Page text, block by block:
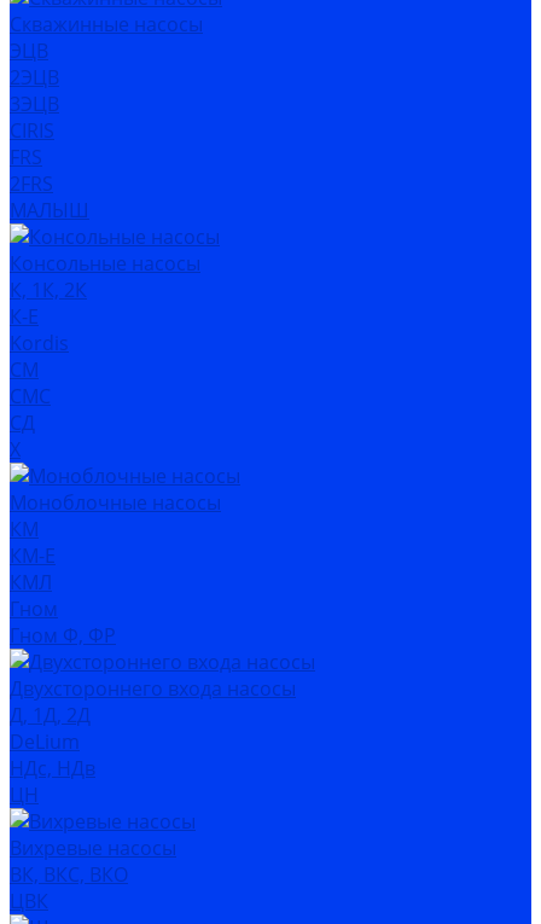
Скважинные насосы
ЭЦВ
2ЭЦВ
3ЭЦВ
CIRIS
FRS
2FRS
МАЛЫШ
Консольные насосы
К, 1К, 2К
К-Е
Kordis
СМ
СМС
СД
Х
Моноблочные насосы
КМ
КМ-Е
КМЛ
Гном
Гном Ф, ФР
Двухстороннего входа насосы
Д, 1Д, 2Д
DeLium
НДс, НДв
ЦН
Вихревые насосы
ВК, ВКС, ВКО
ЦВК